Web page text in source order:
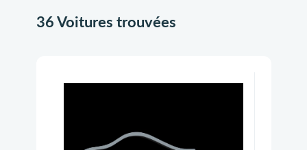
36 Voitures trouvées